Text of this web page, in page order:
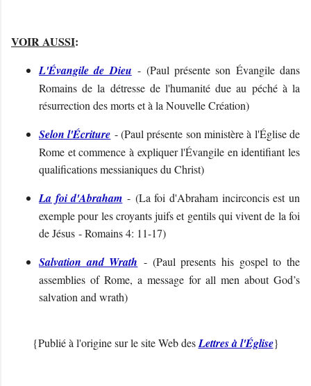
VOIR AUSSI:
L'Évangile de Dieu - (Paul présente son Évangile dans
Romains de la détresse de l'humanité due au péché à la
résurrection des morts et à la Nouvelle Création)
Selon l'Écriture - (Paul présente son ministère à l'Église de
Rome et commence à expliquer l'Évangile en identifiant les
qualifications messianiques du Christ)
La foi d'Abraham - (La foi d'Abraham incirconcis est un
exemple pour les croyants juifs et gentils qui vivent de la foi
de Jésus - Romains 4: 11-17)
Salvation and Wrath - (Paul presents his gospel to the
assemblies of Rome, a message for all men about God’s
salvation and wrath)
{Publié à l'origine sur le site Web desLettres à l'Église}